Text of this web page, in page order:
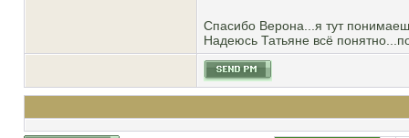
Спасибо Верона...я тут
Надеюсь Татьяне всё